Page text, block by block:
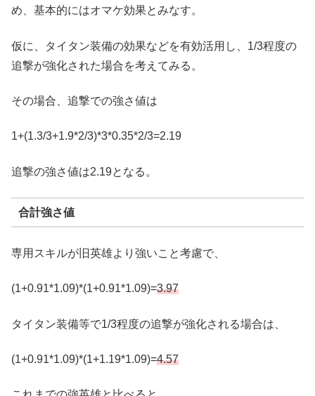
め、基本的にはオマケ効果とみなす。
仮に、タイタン装備の効果などを有効活用し、1/3程度の
追撃が強化された場合を考えてみる。
その場合、追撃での強さ値は
1+(1.3/3+1.9*2/3)*3*0.35*2/3=2.19
追撃の強さ値は2.19となる。
合計強さ値
専用スキルが旧英雄より強いこと考慮で、
(1+0.91*1.09)*(1+0.91*1.09)=3.97
タイタン装備等で1/3程度の追撃が強化される場合は、
(1+0.91*1.09)*(1+1.19*1.09)=4.57